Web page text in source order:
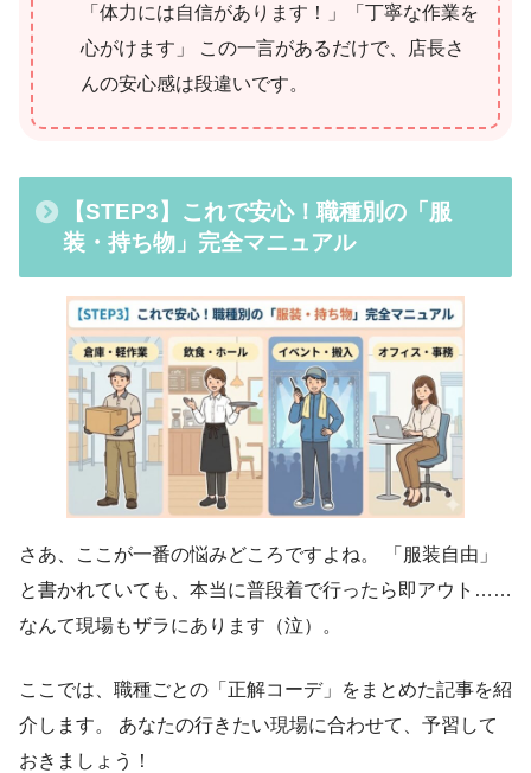
「体力には自信があります！」「丁寧な作業を
心がけます」 この一言があるだけで、店長さ
んの安心感は段違いです。
【STEP3】これで安心！職種別の「服
装・持ち物」完全マニュアル
さあ、ここが一番の悩みどころですよね。 「服装自由」
と書かれていても、本当に普段着で行ったら即アウト……
なんて現場もザラにあります（泣）。
ここでは、職種ごとの「正解コーデ」をまとめた記事を紹
介します。 あなたの行きたい現場に合わせて、予習して
おきましょう！